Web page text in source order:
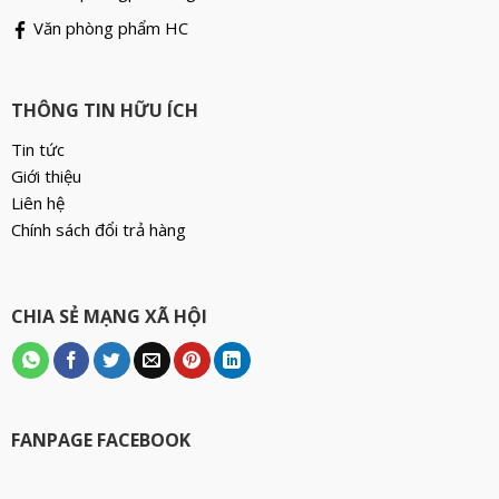
Văn phòng phẩm HC
THÔNG TIN HỮU ÍCH
Tin tức
Giới thiệu
Liên hệ
Chính sách đổi trả hàng
CHIA SẺ MẠNG XÃ HỘI
FANPAGE FACEBOOK